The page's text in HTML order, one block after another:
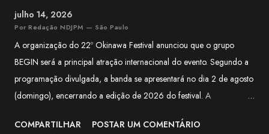
julho 14, 2026
Por Redação NDJPM — São Paulo
A organização do 22º Okinawa Festival anunciou que o grupo
BEGIN será a principal atração internacional do evento. Segundo a
programação divulgada, a banda se apresentará no dia 2 de agosto
(domingo), encerrando a edição de 2026 do festival. A
celebrar os 100 anos da Associação Okinawa Kenjin do Brasil
COMPARTILHAR
POSTAR UM COMENTÁRIO